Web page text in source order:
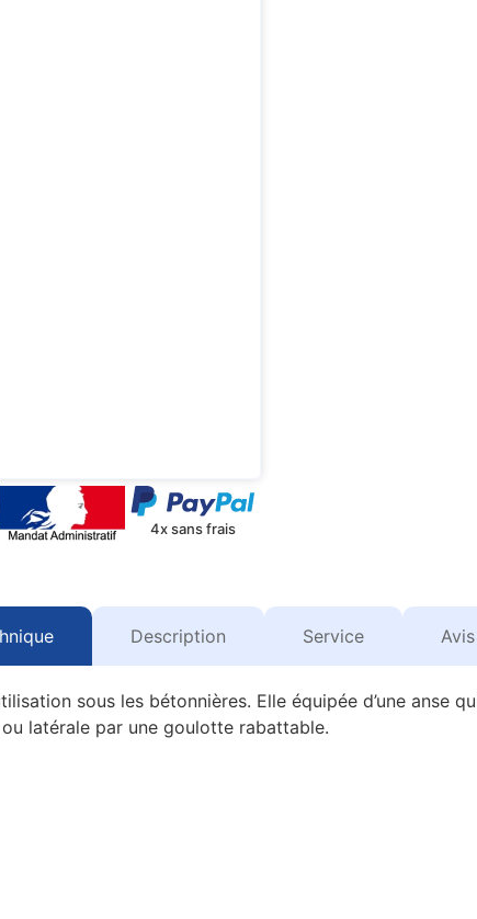
4x sans frais
Description Service Avis
sous les bétonnières. Elle équipée d’une anse
latérale par une goulotte rabattable.